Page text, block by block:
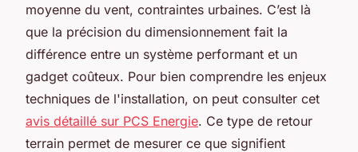
moyenne du vent, contraintes urbaines. C’est là
que la précision du dimensionnement fait la
différence entre un système performant et un
gadget coûteux. Pour bien comprendre les enjeux
techniques de l'installation, on peut consulter cet
avis détaillé sur PCS Energie. Ce type de retour
terrain permet de mesurer ce que signifient